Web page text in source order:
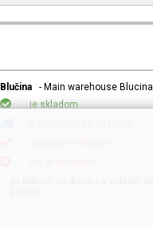
Blučina
- Main warehouse Blucina
je skladom